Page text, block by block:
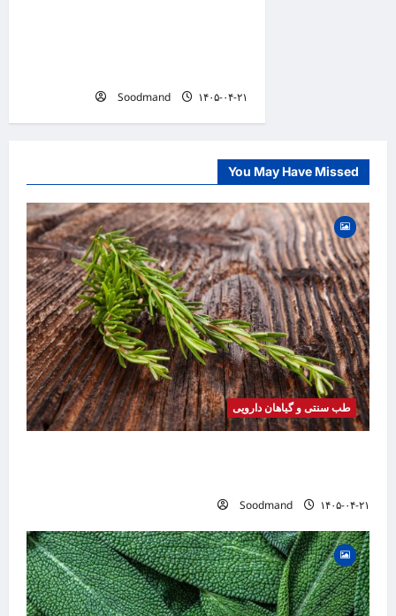
Soodmand ۱۴۰۵-۰۴-۲۱
You May Have Missed
طب سنتی و گیاهان دارویی
Soodmand ۱۴۰۵-۰۴-۲۱